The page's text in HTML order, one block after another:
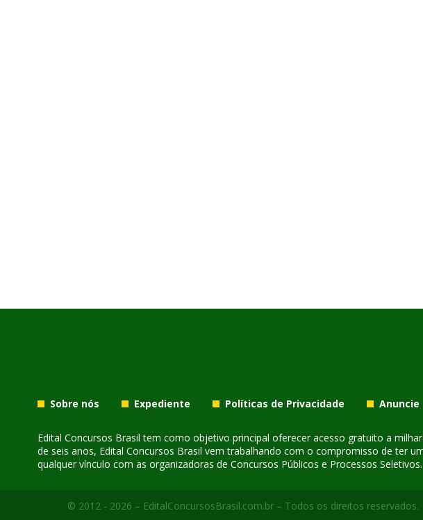
Sobre nós Expediente Políticas de Privacidade Anuncie
Edital Concursos Brasil tem como objetivo principal oferecer acesso gratuito a
de seis anos, Edital Concursos Brasil vem trabalhando com o compromisso de ter
qualquer vínculo com as organizadoras de Concursos Públicos e Processos Seletivos.
© 2012 - 2026 – EditalConcursosBrasil.com.br – Todos os direitos reservados.